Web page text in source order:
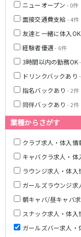
ニューオープン - 0件
面接交通費支給- 4件
友達と一緒に体入OK
経験者優遇- 6件
3時間以内の勤務OK
ドリンクバックあり
指名バックあり - 2件
同伴バックあり - 2件
業種からさがす
クラブ求人・体入情
キャバクラ求人・体
ラウンジ求人・体入
ガールズラウンジ求
朝キャバ/昼キャバ
スナック求人・体入
ガールズバー求人・
JR横須賀線
新橋駅
品川駅
戸塚駅
久里浜駅
鎌倉駅
JR埼京線
新宿駅
恵比寿駅
川越駅
北赤羽駅
国分寺駅